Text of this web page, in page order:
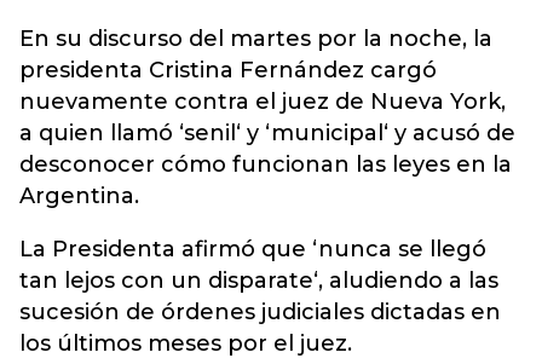
En su discurso del martes por la noche, la
presidenta Cristina Fernández cargó
nuevamente contra el juez de Nueva York,
a quien llamó ‘senil‘ y ‘municipal‘ y acusó de
desconocer cómo funcionan las leyes en la
Argentina.
La Presidenta afirmó que ‘nunca se llegó
tan lejos con un disparate‘, aludiendo a las
sucesión de órdenes judiciales dictadas en
los últimos meses por el juez.